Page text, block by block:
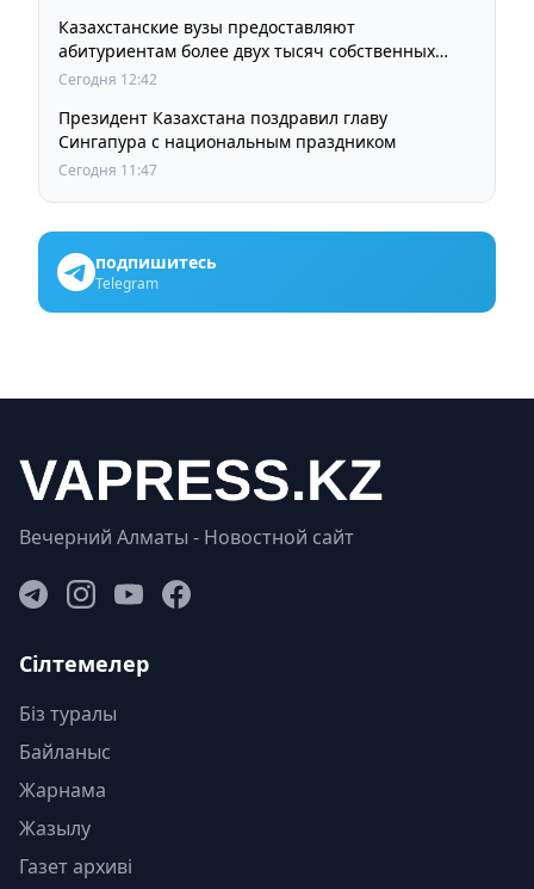
Казахстанские вузы предоставляют
абитуриентам более двух тысяч собственных
образовательных грантов
Сегодня 12:42
Президент Казахстана поздравил главу
Сингапура с национальным праздником
Сегодня 11:47
подпишитесь
Telegram
Вечерний Алматы - Новостной сайт
Сілтемелер
Біз туралы
Байланыс
Жарнама
Жазылу
Газет архиві